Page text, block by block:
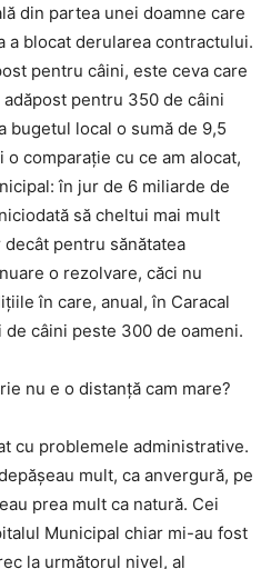
din partea unei doamne care
a blocat derularea contractului.
pentru câini, este ceva care
pentru 350 de câini
bugetul local o sumă de 9,5
comparaţie cu ce am alocat,
în jur de 6 miliarde de
să cheltui mai mult
pentru sănătatea
o rezolvare, căci nu
în care, anual, în Caracal
câini peste 300 de oameni.
nu e o distanţă cam mare?
cu problemele administrative.
mult, ca anvergură, pe
prea mult ca natură. Cei
Municipal chiar mi-au fost
la următorul nivel, al